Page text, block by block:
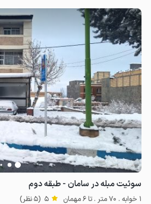
سوئیت مبله در سامان - طبقه دوم
1 خوابه . 70 متر . تا 6 مهمان 5 (5 نظر)